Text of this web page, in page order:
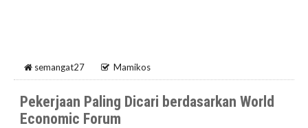
semangat27 Mamikos
Pekerjaan Paling Dicari berdasarkan World
Economic Forum